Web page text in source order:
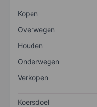
Kopen
Overwegen
Houden
Onderwegen
Verkopen
Koersdoel